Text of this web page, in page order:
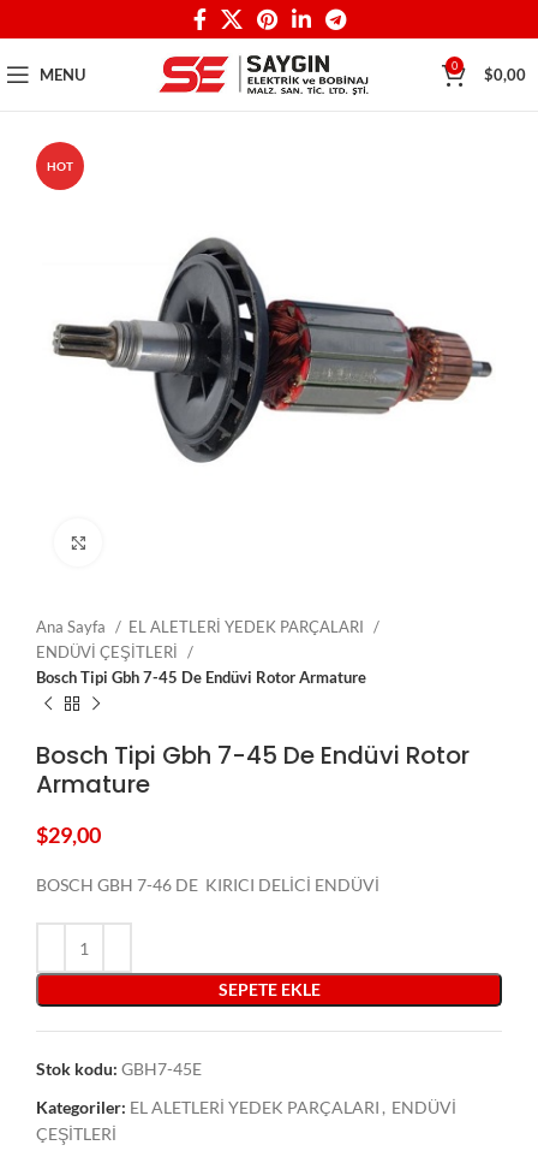
MENU 0 $0,00
HOT
Ana Sayfa
EL ALETLERİ YEDEK PARÇALARI
ENDÜVİ ÇEŞİTLERİ
Bosch Tipi Gbh 7-45 De Endüvi Rotor Armature
Bosch Tipi Gbh 7-45 De Endüvi Rotor
Armature
$29,00
BOSCH GBH 7-46 DE KIRICI DELİCİ ENDÜVİ
SEPETE EKLE
Stok kodu: GBH7-45E
Kategoriler: EL ALETLERİ YEDEK PARÇALARI , ENDÜVİ
ÇEŞİTLERİ